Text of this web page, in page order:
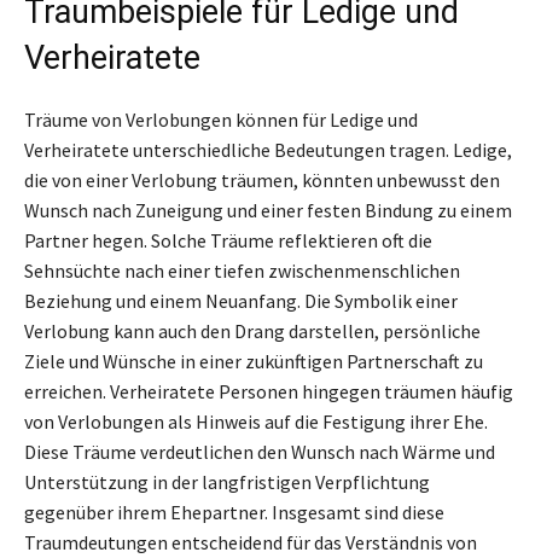
Traumbeispiele für Ledige und
Verheiratete
Träume von Verlobungen können für Ledige und
Verheiratete unterschiedliche Bedeutungen tragen. Ledige,
die von einer Verlobung träumen, könnten unbewusst den
Wunsch nach Zuneigung und einer festen Bindung zu einem
Partner hegen. Solche Träume reflektieren oft die
Sehnsüchte nach einer tiefen zwischenmenschlichen
Beziehung und einem Neuanfang. Die Symbolik einer
Verlobung kann auch den Drang darstellen, persönliche
Ziele und Wünsche in einer zukünftigen Partnerschaft zu
erreichen. Verheiratete Personen hingegen träumen häufig
von Verlobungen als Hinweis auf die Festigung ihrer Ehe.
Diese Träume verdeutlichen den Wunsch nach Wärme und
Unterstützung in der langfristigen Verpflichtung
gegenüber ihrem Ehepartner. Insgesamt sind diese
Traumdeutungen entscheidend für das Verständnis von